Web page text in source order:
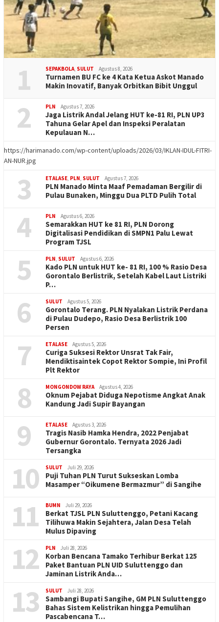
1 SEPAKBOLA, SULUT Agustus 8, 2026
Turnamen BU FC ke 4 Kata Ketua Askot Manado
Makin Inovatif, Banyak Orbitkan Bibit Unggul
2 PLN Agustus 7, 2026
Jaga Listrik Andal Jelang HUT ke-81 RI, PLN UP3
Tahuna Gelar Apel dan Inspeksi Peralatan
Kepulauan N…
https://harimanado.com/wp-content/uploads/2026/03/IKLAN-IDUL-FITRI-
AN-NUR.jpg
3 ETALASE, PLN, SULUT Agustus 7, 2026
PLN Manado Minta Maaf Pemadaman Bergilir di
Pulau Bunaken, Minggu Dua PLTD Pulih Total
4 PLN Agustus 6, 2026
Semarakkan HUT ke 81 RI, PLN Dorong
Digitalisasi Pendidikan di SMPN1 Palu Lewat
Program TJSL
5 PLN, SULUT Agustus 6, 2026
Kado PLN untuk HUT ke- 81 RI, 100 % Rasio Desa
Gorontalo Berlistrik, Setelah Kabel Laut Listriki
P…
6 SULUT Agustus 5, 2026
Gorontalo Terang. PLN Nyalakan Listrik Perdana
di Pulau Dudepo, Rasio Desa Berlistrik 100
Persen
7 ETALASE Agustus 5, 2026
Curiga Suksesi Rektor Unsrat Tak Fair,
Mendiktisaintek Copot Rektor Sompie, Ini Profil
Plt Rektor
8 MONGONDOW RAYA Agustus 4, 2026
Oknum Pejabat Diduga Nepotisme Angkat Anak
Kandung Jadi Supir Bayangan
9 ETALASE Agustus 3, 2026
Tragis Nasib Hamka Hendra, 2022 Penjabat
Gubernur Gorontalo. Ternyata 2026 Jadi
Tersangka
10 SULUT Juli 29, 2026
Puji Tuhan PLN Turut Sukseskan Lomba
Masamper “Oikumene Bermazmur” di Sangihe
11 BUMN Juli 29, 2026
Berkat TJSL PLN Suluttenggo, Petani Kacang
Tilihuwa Makin Sejahtera, Jalan Desa Telah
Mulus Dipaving
12 PLN Juli 28, 2026
Korban Bencana Tamako Terhibur Berkat 125
Paket Bantuan PLN UID Suluttenggo dan
Jaminan Listrik Anda…
13 SULUT Juli 28, 2026
Sambangi Bupati Sangihe, GM PLN Suluttenggo
Bahas Sistem Kelistrikan hingga Pemulihan
Pascabencana T…